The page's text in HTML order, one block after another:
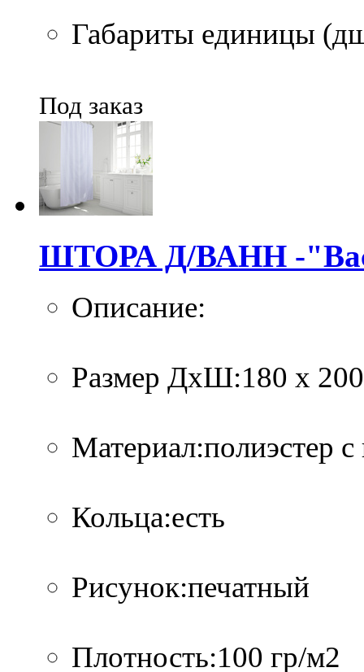
Габариты единицы
Под заказ
ШТОРА Д/ВАНН -
Описание:
Размер ДхШ:180 x
Материал:полиэстер
Кольца:есть
Рисунок:печатный
Плотность:100 гр/м2